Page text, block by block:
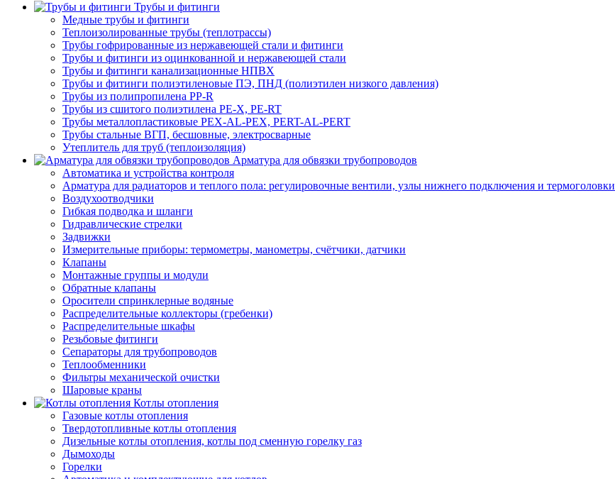
Трубы и фитинги
Медные трубы и фитинги
Теплоизолированные трубы (теплотрассы)
Трубы гофрированные из нержавеющей стали и фитинги
Трубы и фитинги из оцинкованной и нержавеющей стали
Трубы и фитинги канализационные НПВХ
Трубы и фитинги полиэтиленовые ПЭ, ПНД (полиэтилен низкого давления)
Трубы из полипропилена PP-R
Трубы из сшитого полиэтилена PE-X, PE-RT
Трубы металлопластиковые PEX-AL-PEX, PERT-AL-PERT
Трубы стальные ВГП, бесшовные, электросварные
Утеплитель для труб (теплоизоляция)
Арматура для обвязки трубопроводов
Автоматика и устройства контроля
Арматура для радиаторов и теплого пола: регулировочные вентили, узлы нижнего подключения и термоголовки
Воздухоотводчики
Гибкая подводка и шланги
Гидравлические стрелки
Задвижки
Измерительные приборы: термометры, манометры, счётчики, датчики
Клапаны
Монтажные группы и модули
Обратные клапаны
Оросители спринклерные водяные
Распределительные коллекторы (гребенки)
Распределительные шкафы
Резьбовые фитинги
Сепараторы для трубопроводов
Теплообменники
Фильтры механической очистки
Шаровые краны
Котлы отопления
Газовые котлы отопления
Твердотопливные котлы отопления
Дизельные котлы отопления, котлы под сменную горелку газ
Дымоходы
Горелки